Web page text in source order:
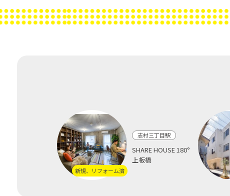
新規、リフォーム済
志村三丁目駅
SHARE HOUSE 180°
上板橋